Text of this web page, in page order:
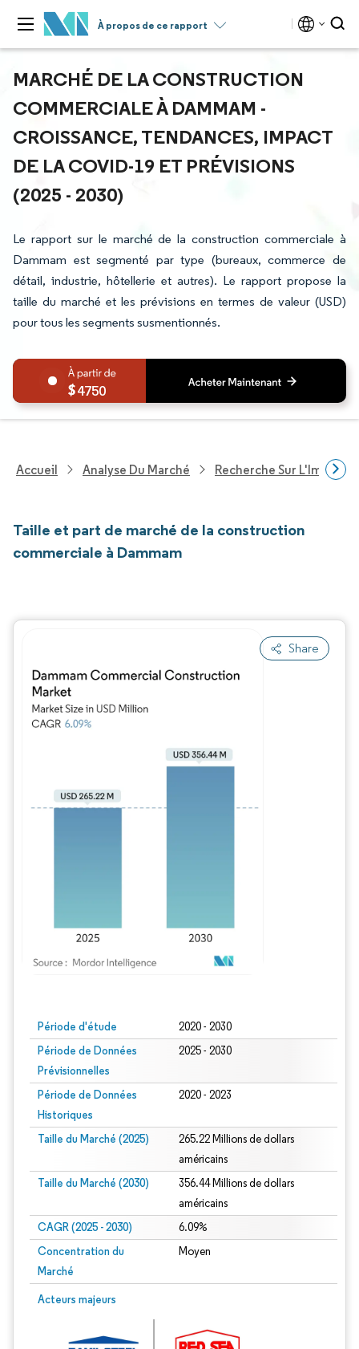
À propos de ce rapport
MARCHÉ DE LA CONSTRUCTION
COMMERCIALE À DAMMAM -
CROISSANCE, TENDANCES, IMPACT
DE LA COVID-19 ET PRÉVISIONS
(2025 - 2030)
Le rapport sur le marché de la construction commerciale à
Dammam est segmenté par type (bureaux, commerce de
détail, industrie, hôtellerie et autres). Le rapport propose la
taille du marché et les prévisions en termes de valeur (USD)
pour tous les segments susmentionnés.
4750
Accueil Analyse Du Marché Recherche Sur
Taille et part de marché de la construction
commerciale à Dammam
Share
Période d'étude 2020 - 2030
Période de Données
Prévisionnelles
2025 - 2030
Période de Données
Historiques
2020 - 2023
Taille du Marché (2025)
265.22 Millions de dollars
américains
Taille du Marché (2030)
356.44 Millions de dollars
américains
CAGR (2025 - 2030) 6.09%
Concentration du
Marché
Moyen
Acteurs majeurs